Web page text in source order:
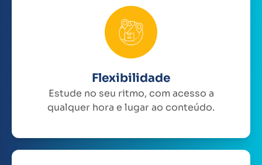
Flexibilidade
Estude no seu ritmo, com acesso a
qualquer hora e lugar ao conteúdo.